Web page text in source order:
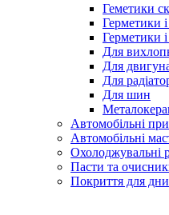
Геметики
Герметики
Герметики
Для
Для
Для
Для шин
Автомобільні
Автомобільні
Охолоджувальні
Пасти та
Покриття для